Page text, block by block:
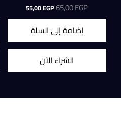
65,00EGP السعر
الأصلي
هو:
65,00 EGP.
55,00EGP السعر
الحالي
هو:
إضافة إلى السلة
الشراء الأن